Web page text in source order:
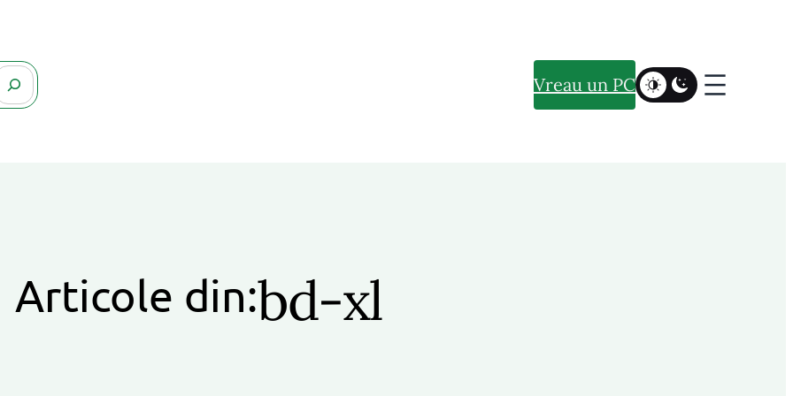
Vreau un PC
Articole din:bd-xl